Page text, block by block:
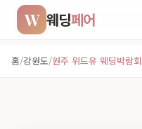
W 웨딩페어
홈/강원도/원주 위드유 웨딩박람회